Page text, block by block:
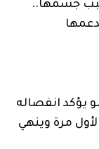
جسمها..
يؤكد انفصاله
مرة وينهي